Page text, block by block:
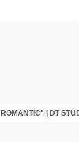
| DT
ET CINÉMA | DT